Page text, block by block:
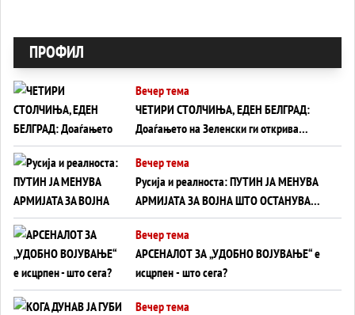
ПРОФИЛ
Вечер тема
ЧЕТИРИ СТОЛЧИЊА, ЕДЕН БЕЛГРАД:
Доаѓањето на Зеленски ги открива
тајните на политиката на балансирање
на Вучиќ
Вечер тема
Русија и реалноста: ПУТИН ЈА МЕНУВА
АРМИЈАТА ЗА ВОЈНА ШТО ОСТАНУВА
БЕЗ ФРОНТ
Вечер тема
АРСЕНАЛОТ ЗА „УДОБНО ВОЈУВАЊЕ“ е
исцрпен - што сега?
Вечер тема